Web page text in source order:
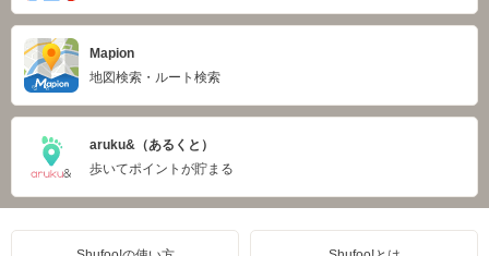
Mapion
地図検索・ルート検索
aruku&（あるくと）
歩いてポイントが貯まる